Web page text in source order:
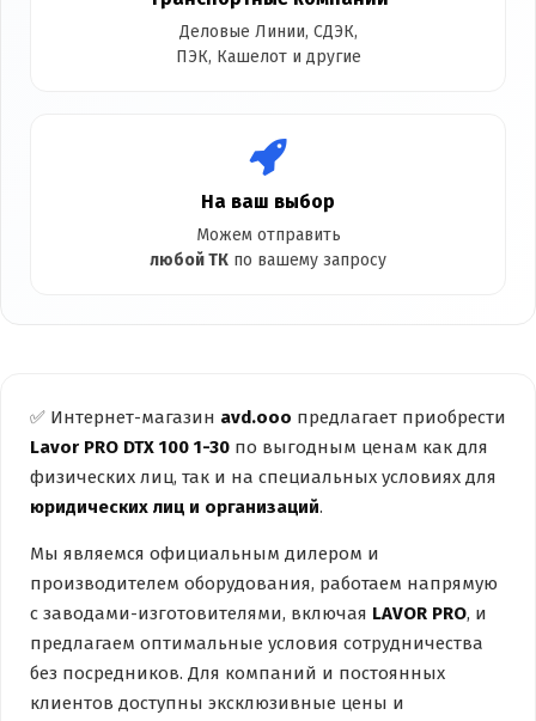
Деловые Линии, СДЭК,
ПЭК, Кашелот и другие
На ваш выбор
Можем отправить
любой ТК по вашему запросу
✅ Интернет-магазин avd.ooo предлагает приобрести
Lavor PRO DTX 100 1-30 по выгодным ценам как для
физических лиц, так и на специальных условиях для
юридических лиц и организаций.
Мы являемся официальным дилером и
производителем оборудования, работаем напрямую
с заводами-изготовителями, включая LAVOR PRO, и
предлагаем оптимальные условия сотрудничества
без посредников. Для компаний и постоянных
клиентов доступны эксклюзивные цены и